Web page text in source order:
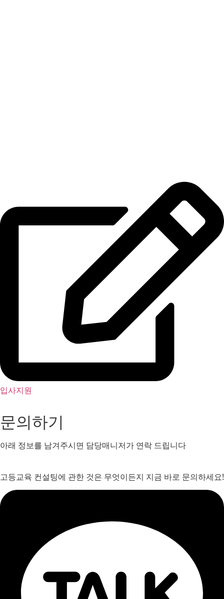
입사지원
문의하기
아래 정보를 남겨주시면 담당매니저가 연락 드립니다
고등교육 컨설팅에 관한 것은 무엇이든지 지금 바로 문의하세요!